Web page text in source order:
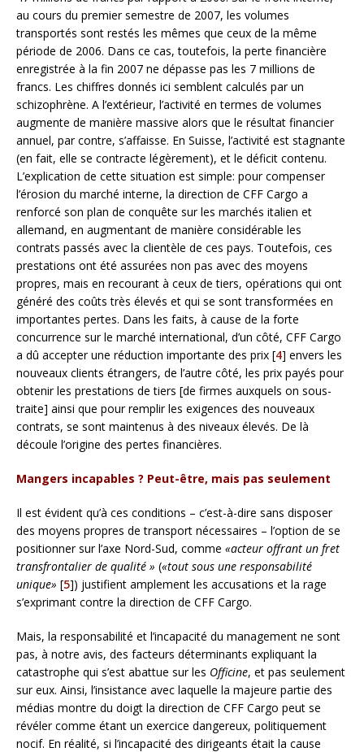
au cours du premier semestre de 2007, les volumes
transportés sont restés les mêmes que ceux de la même
période de 2006. Dans ce cas, toutefois, la perte financière
enregistrée à la fin 2007 ne dépasse pas les 7 millions de
francs. Les chiffres donnés ici semblent calculés par un
schizophrène. A l’extérieur, l’activité en termes de volumes
augmente de manière massive alors que le résultat financier
annuel, par contre, s’affaisse. En Suisse, l’activité est stagnante
(en fait, elle se contracte légèrement), et le déficit contenu.
L’explication de cette situation est simple: pour compenser
l’érosion du marché interne, la direction de CFF Cargo a
renforcé son plan de conquête sur les marchés italien et
allemand, en augmentant de manière considérable les
contrats passés avec la clientèle de ces pays. Toutefois, ces
prestations ont été assurées non pas avec des moyens
propres, mais en recourant à ceux de tiers, opérations qui ont
généré des coûts très élevés et qui se sont transformées en
importantes pertes. Dans les faits, à cause de la forte
concurrence sur le marché international, d’un côté, CFF Cargo
a dû accepter une réduction importante des prix [4] envers les
nouveaux clients étrangers, de l’autre côté, les prix payés pour
obtenir les prestations de tiers [de firmes auxquels on sous-
traite] ainsi que pour remplir les exigences des nouveaux
contrats, se sont maintenus à des niveaux élevés. De là
découle l’origine des pertes financières.
Mangers incapables ? Peut-être, mais pas seulement
Il est évident qu’à ces conditions – c’est-à-dire sans disposer
des moyens propres de transport nécessaires – l’option de se
positionner sur l’axe Nord-Sud, comme «acteur offrant un fret
transfrontalier de qualité » («tout sous une responsabilité
unique» [5]) justifient amplement les accusations et la rage
s’exprimant contre la direction de CFF Cargo.
Mais, la responsabilité et l’incapacité du management ne sont
pas, à notre avis, des facteurs déterminants expliquant la
catastrophe qui s’est abattue sur les Officine, et pas seulement
sur eux. Ainsi, l’insistance avec laquelle la majeure partie des
médias montre du doigt la direction de CFF Cargo peut se
révéler comme étant un exercice dangereux, politiquement
nocif. En réalité, si l’incapacité des dirigeants était la cause